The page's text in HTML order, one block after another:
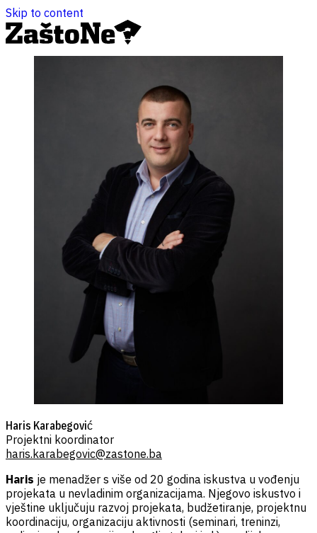
Skip to content
Haris Karabegović
Projektni koordinator
haris.karabegovic@zastone.ba
Haris je menadžer s više od 20 godina iskustva u vođenju
projekata u nevladinim organizacijama. Njegovo iskustvo i
vještine uključuju razvoj projekata, budžetiranje, projektnu
koordinaciju, organizaciju aktivnosti (seminari, treninzi,